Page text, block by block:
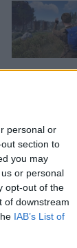
personal or
section to
you may
or personal
opt-out of the
of downstream
IAB’s List of